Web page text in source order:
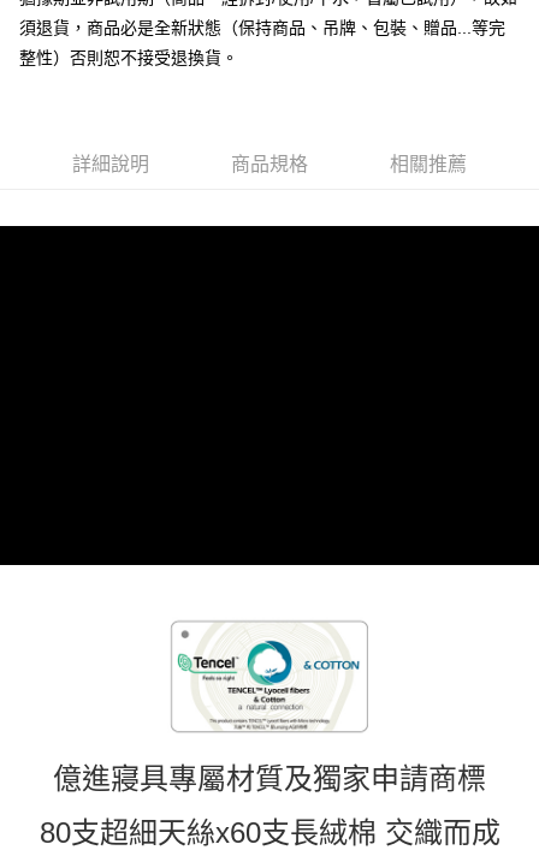
台灣樂天信用卡公司
運送方式
非床墊商品，一般宅配
每筆NT$150，滿NT$1,399(含以上)免運費
須退貨，商品必是全新狀態（保持商品、吊牌、包裝、贈品...等完
整性）否則恕不接受退換貨。
詳細說明 商品規格 相關推薦
億進寢具專屬材質及獨家申請商標
80支超細天絲x60支長絨棉 交織而成